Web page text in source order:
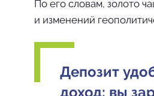
По его словам, золото
и изменений
Депозит
доход: вы